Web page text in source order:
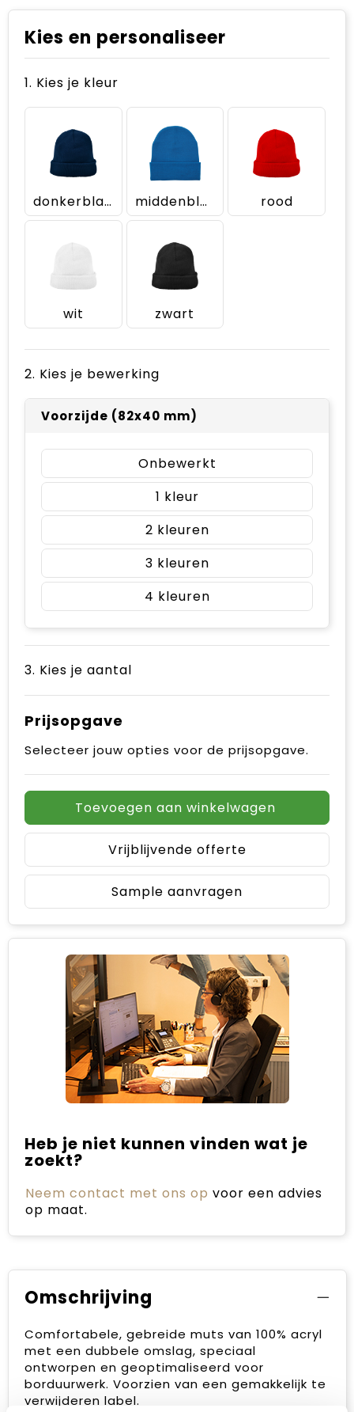
Kies en personaliseer
1. Kies je kleur
donkerblauw middenblauw rood
wit zwart
2. Kies je bewerking
Voorzijde (82x40 mm)
Onbewerkt
1
2
3
4
3. Kies je aantal
Prijsopgave
Selecteer jouw opties voor de prijsopgave.
Toevoegen aan winkelwagen
Vrijblijvende offerte
Sample aanvragen
Heb je niet kunnen vinden wat je
zoekt?
Neem contact met ons op voor een advies
op maat.
Omschrijving
Comfortabele, gebreide muts van 100% acryl
met een dubbele omslag, speciaal
ontworpen en geoptimaliseerd voor
borduurwerk. Voorzien van een gemakkelijk te
verwijderen label.